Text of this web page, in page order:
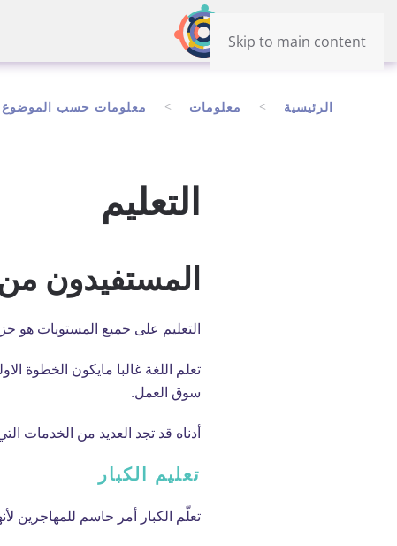
Skip to main content
الرئيسية معلومات معلومات حسب الموضوع
التعليم
المستفيدون من
التعليم على جميع المستويات هو
تعلم اللغة غالبا مايكون الخطوة
سوق العمل.
أدناه قد تجد العديد من الخدمات
تعليم الكبار
تعلّم الكبار أمر حاسم للمهاجرين